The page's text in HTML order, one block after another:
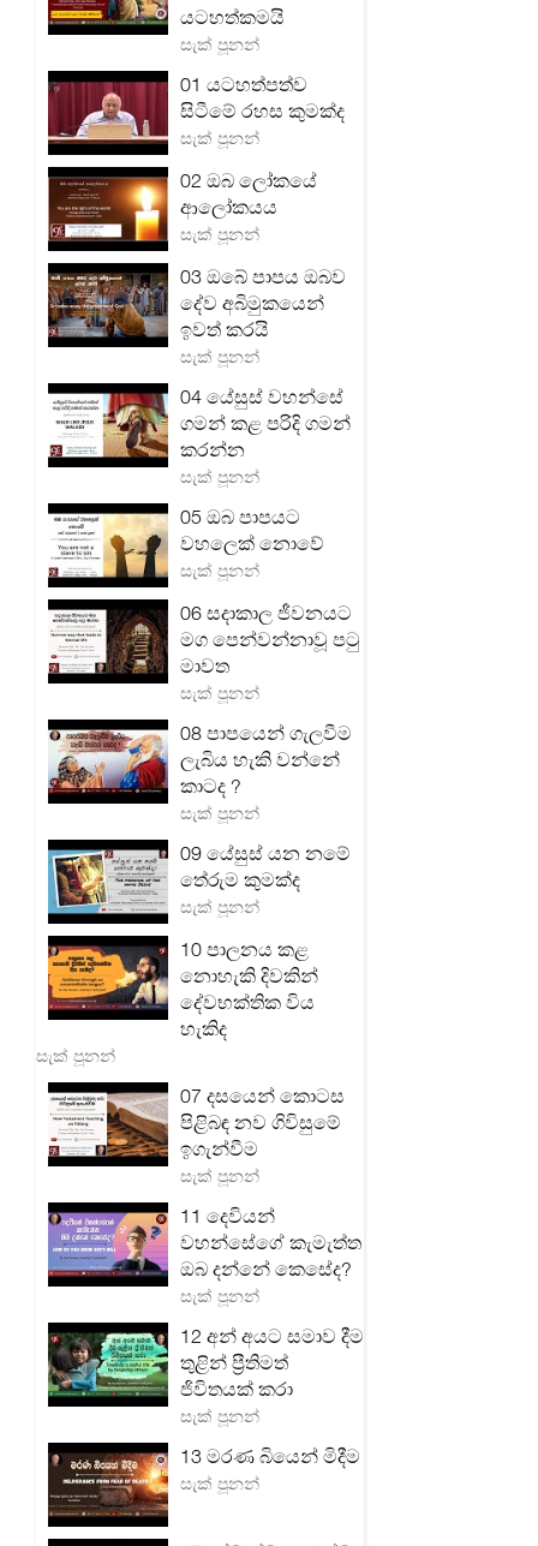
යටහත්කමයි
සැක් පූනන්
01 යටහත්පත්ව
සිටීමේ රහස කුමක්ද
සැක් පූනන්
02 ඔබ ලෝකයේ
ආලෝකයය
සැක් පූනන්
03 ඔබේ පාපය ඔබව
දේව අබිමුකයෙන්
ඉවත් කරයි
සැක් පූනන්
04 යේසුස් වහන්සේ
ගමන් කළ පරිදි ගමන්
කරන්න
සැක් පූනන්
05 ඔබ පාපයට
වහලෙක් නොවේ
සැක් පූනන්
06 සදාකාල ජීවනයට
මග පෙන්වන්නාවූ පටු
මාවත
සැක් පූනන්
08 පාපයෙන් ගැලවීම
ලැබිය හැකි වන්නේ
කාටද ?
සැක් පූනන්
09 යේසුස් යන නමේ
තේරුම කුමක්ද
සැක් පූනන්
10 පාලනය කළ
නොහැකි දිවකින්
දේවභක්තික විය
හැකිද
සැක් පූනන්
07 දසයෙන් කොටස
පිළිබඳ නව ගිවිසුමේ
ඉගැන්වීම
සැක් පූනන්
11 දෙවියන්
වහන්සේගේ කැමැත්ත
ඔබ දන්නේ කෙසේද?
සැක් පූනන්
12 අන් අයට සමාව දීම
තුළින් ප්‍රීතිමත්
ජිවිතයක් කරා
සැක් පූනන්
13 මරණ බියෙන් මිදීම
සැක් පූනන්